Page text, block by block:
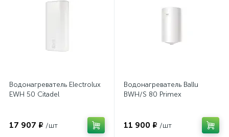
Водонагреватель Electrolux
EWH 50 Citadel
17 907 ₽ /шт
Водонагреватель Ballu
BWH/S 80 Primex
11 900 ₽ /шт